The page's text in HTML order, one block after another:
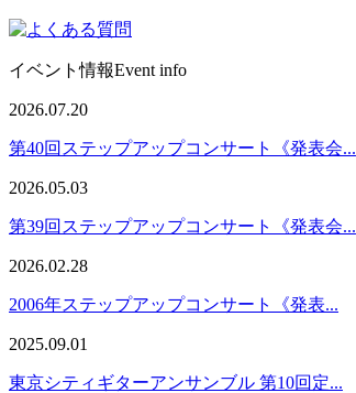
イベント情報Event info
2026.07.20
第40回ステップアップコンサート《発表会...
2026.05.03
第39回ステップアップコンサート《発表会...
2026.02.28
2006年ステップアップコンサート《発表...
2025.09.01
東京シティギターアンサンブル 第10回定...